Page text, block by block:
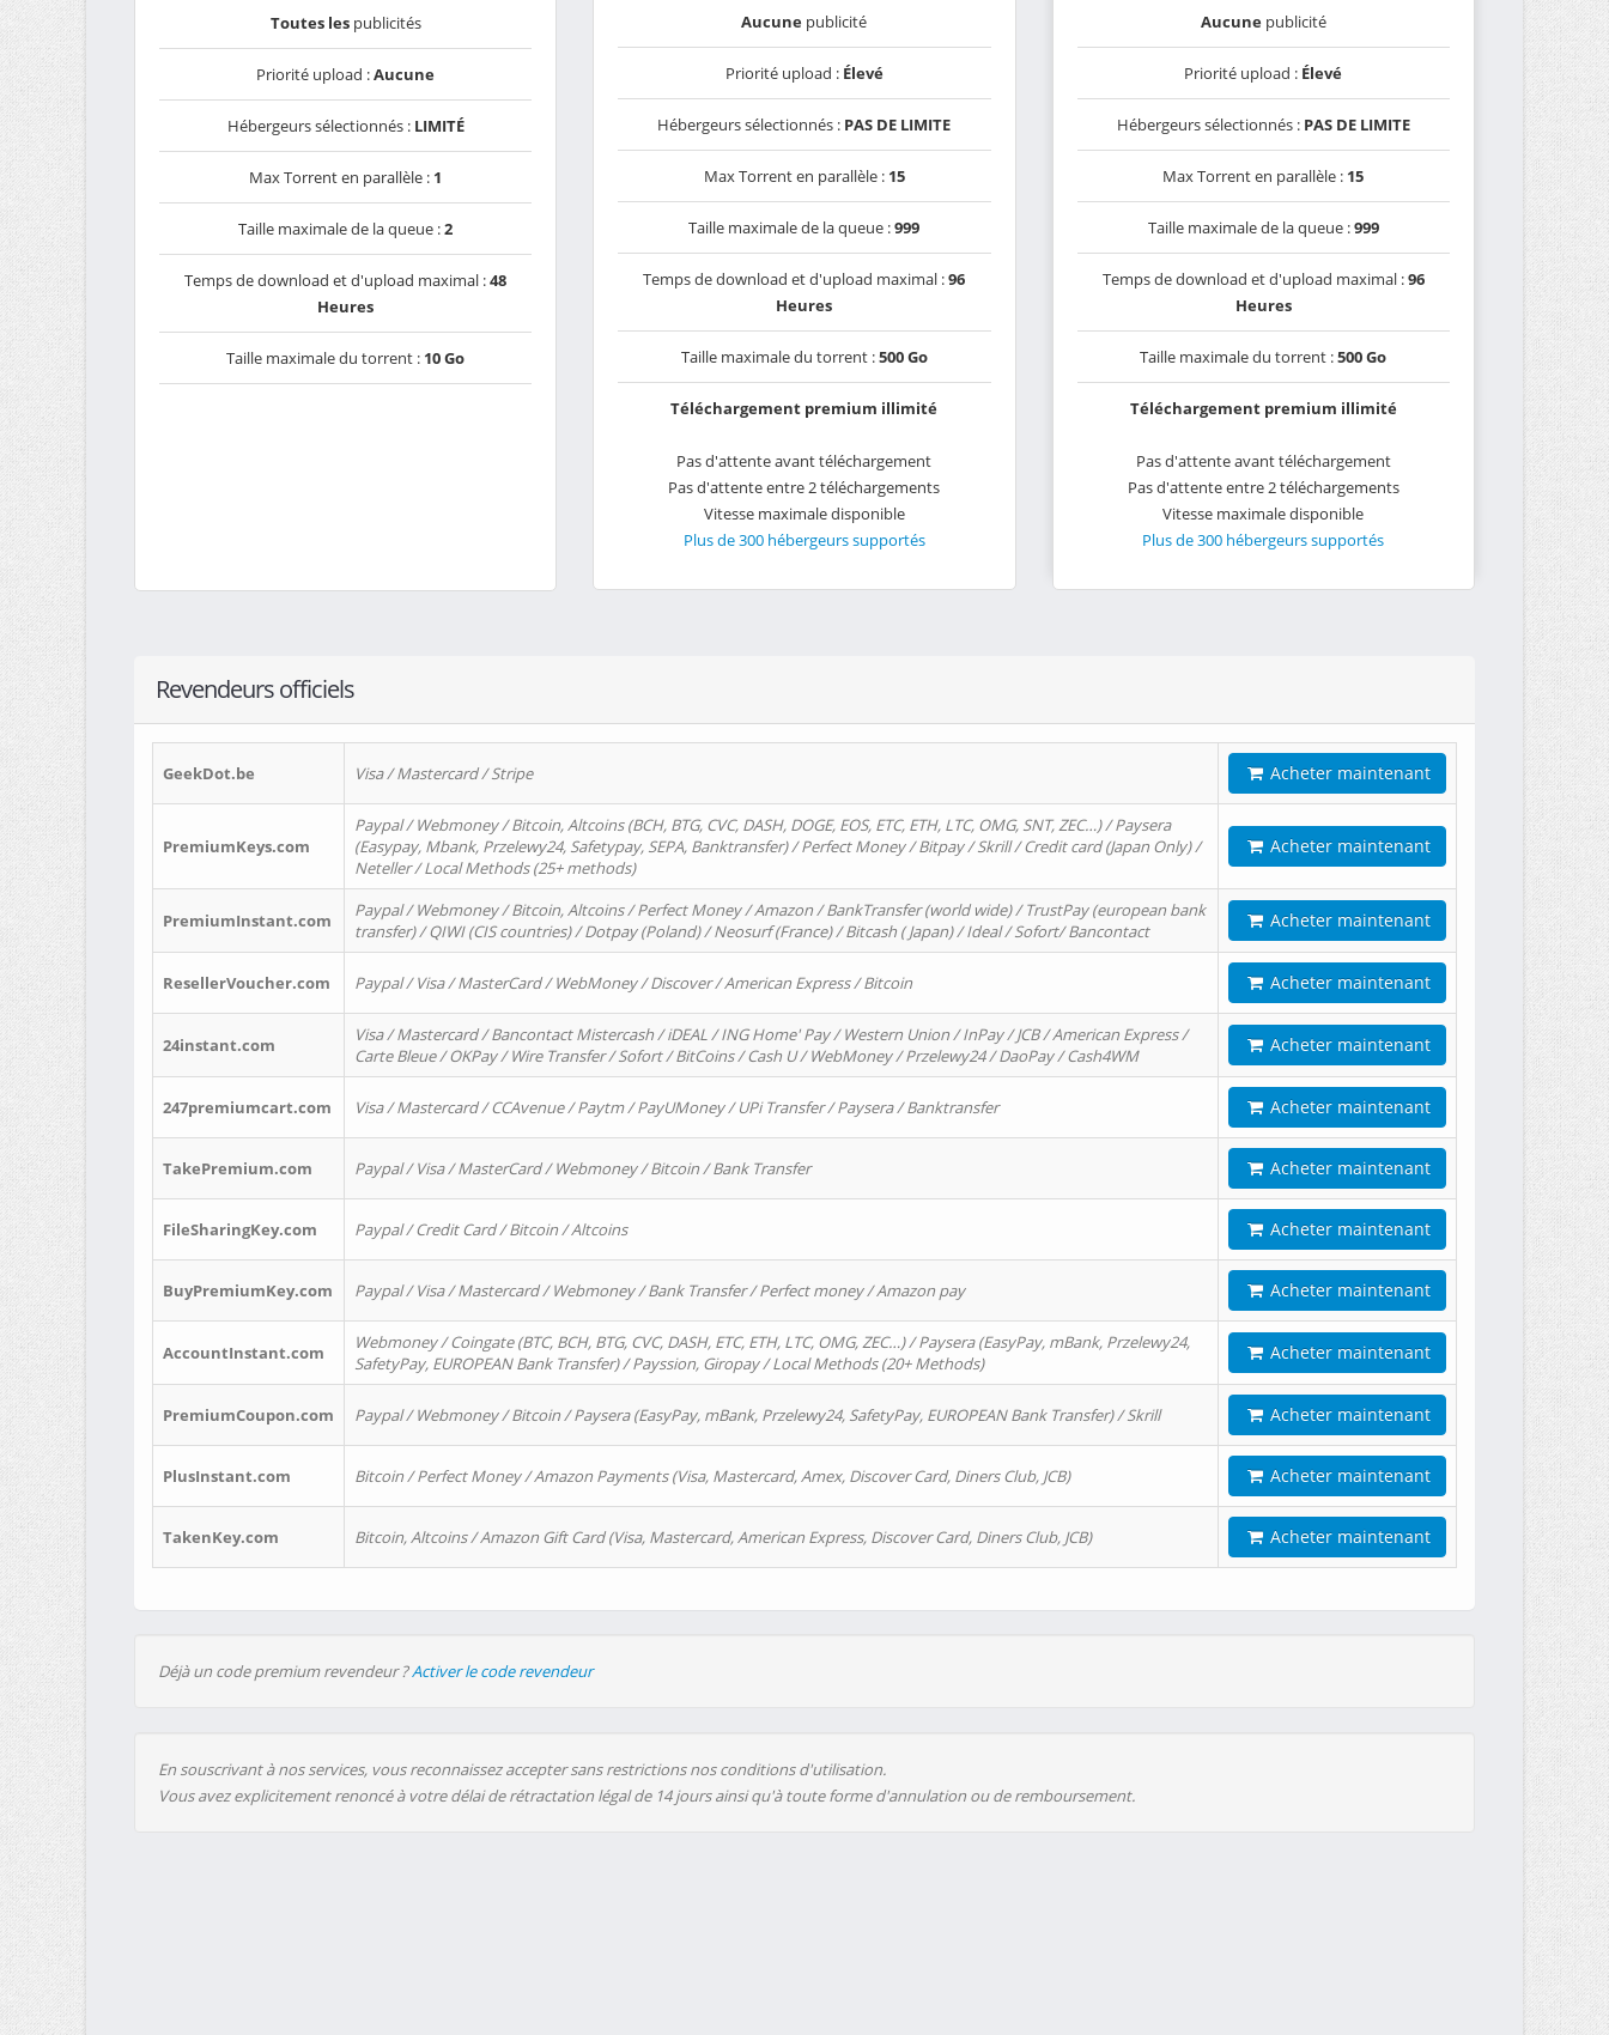
Toutes lespublicités
Priorité upload :Aucune
Hébergeurs sélectionnés : LIMITÉ
Max Torrent en parallèle : 1
Taille maximale de la queue :2
Temps de download et d'upload maximal :48
Heures
Taille maximale du torrent : 10 Go
Aucune publicité
Priorité upload : Élevé
Hébergeurs sélectionnés : PAS DE LIMITE
Max Torrent en parallèle : 15
Taille maximale de la queue :999
Temps de download et d'upload maximal :96
Heures
Taille maximale du torrent :500 Go
Téléchargement premium illimité
Pas d'attente avant téléchargement
Pas d'attente entre 2 téléchargements
Vitesse maximale disponible
Plus de 300 hébergeurs supportés
Aucunepublicité
Priorité upload : Élevé
Hébergeurs sélectionnés : PAS DE LIMITE
Max Torrent en parallèle : 15
Taille maximale de la queue :999
Temps de download et d'upload maximal :96
Heures
Taille maximale du torrent :500 Go
Téléchargement premium illimité
Pas d'attente avant téléchargement
Pas d'attente entre 2 téléchargements
Vitesse maximale disponible
Plus de 300 hébergeurs supportés
Revendeurs officiels
GeekDot.be Visa / Mastercard / Stripe Acheter maintenant
PremiumKeys.com
Paypal / Webmoney / Bitcoin, Altcoins (BCH, BTG, CVC, DASH, DOGE, EOS, ETC, ETH, LTC, OMG, SNT, ZEC…) / Paysera
(Easypay, Mbank, Przelewy24, Safetypay, SEPA, Banktransfer) / Perfect Money / Bitpay / Skrill / Credit card (Japan Only) /
Neteller / Local Methods (25+ methods)
Acheter maintenant
PremiumInstant.com
Paypal / Webmoney / Bitcoin, Altcoins / Perfect Money / Amazon / BankTransfer (world wide) / TrustPay (european bank
transfer) / QIWI (CIS countries) / Dotpay (Poland) / Neosurf (France) / Bitcash ( Japan) / Ideal / Sofort/ Bancontact
Acheter maintenant
ResellerVoucher.com Paypal / Visa / MasterCard / WebMoney / Discover / American Express / Bitcoin Acheter maintenant
24instant.com
Visa / Mastercard / Bancontact Mistercash / iDEAL / ING Home' Pay / Western Union / InPay / JCB / American Express /
Carte Bleue / OKPay / Wire Transfer / Sofort / BitCoins / Cash U / WebMoney / Przelewy24 / DaoPay / Cash4WM
Acheter maintenant
247premiumcart.com Visa / Mastercard / CCAvenue / Paytm / PayUMoney / UPi Transfer / Paysera / Banktransfer Acheter maintenant
TakePremium.com Paypal / Visa / MasterCard / Webmoney / Bitcoin / Bank Transfer Acheter maintenant
FileSharingKey.com Paypal / Credit Card / Bitcoin / Altcoins Acheter maintenant
BuyPremiumKey.com Paypal / Visa / Mastercard / Webmoney / Bank Transfer / Perfect money / Amazon pay Acheter maintenant
AccountInstant.com
Webmoney / Coingate (BTC, BCH, BTG, CVC, DASH, ETC, ETH, LTC, OMG, ZEC…) / Paysera (EasyPay, mBank, Przelewy24,
SafetyPay, EUROPEAN Bank Transfer) / Payssion, Giropay / Local Methods (20+ Methods)
Acheter maintenant
PremiumCoupon.com Paypal / Webmoney / Bitcoin / Paysera (EasyPay, mBank, Przelewy24, SafetyPay, EUROPEAN Bank Transfer) / Skrill Acheter maintenant
PlusInstant.com Bitcoin / Perfect Money / Amazon Payments (Visa, Mastercard, Amex, Discover Card, Diners Club, JCB) Acheter maintenant
TakenKey.com Bitcoin, Altcoins / Amazon Gift Card (Visa, Mastercard, American Express, Discover Card, Diners Club, JCB) Acheter maintenant
Déjà un code premium revendeur ?Activer le code revendeur
En souscrivant à nos services, vous reconnaissez accepter sans restrictions nos conditions d'utilisation.
Vous avez explicitement renoncé à votre délai de rétractation légal de 14 jours ainsi qu'à toute forme d'annulation ou de remboursement.